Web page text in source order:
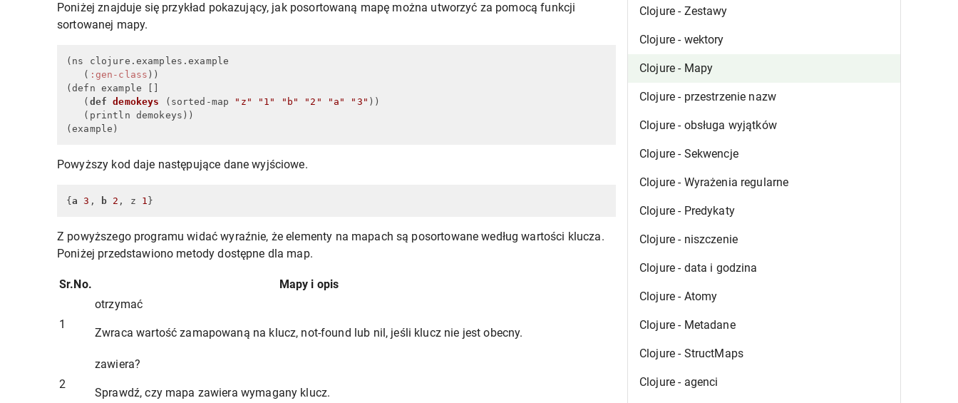
Poniżej znajduje się przykład pokazujący, jak posortowaną mapę można utworzyć za pomocą funkcji
sortowanej mapy.
(ns clojure.examples.example
   (
:gen-class ))
(defn example []
   (
def demokeys (sorted-map "z" "1" "b" "2" "a" "3" ) )
   (println demokeys))
(example)
Powyższy kod daje następujące dane wyjściowe.
{a 3 , b 2 , z 1 }
Z powyższego programu widać wyraźnie, że elementy na mapach są posortowane według wartości klucza.
Poniżej przedstawiono metody dostępne dla map.
Sr.No. Mapy i opis
1
otrzymać
Zwraca wartość zamapowaną na klucz, not-found lub nil, jeśli klucz nie jest obecny.
2
zawiera?
Sprawdź, czy mapa zawiera wymagany klucz.
Clojure - Zestawy
Clojure - wektory
Clojure - Mapy
Clojure - przestrzenie nazw
Clojure - obsługa wyjątków
Clojure - Sekwencje
Clojure - Wyrażenia regularne
Clojure - Predykaty
Clojure - niszczenie
Clojure - data i godzina
Clojure - Atomy
Clojure - Metadane
Clojure - StructMaps
Clojure - agenci